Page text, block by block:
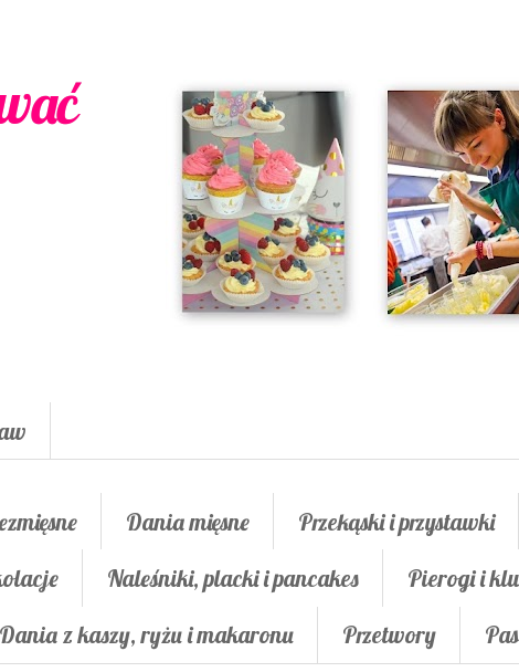
Dania mięsne
Przekąski i przystawki
Naleśniki, placki i pancakes
Pierogi i
Dania z kaszy, ryżu i makaronu Przetwory